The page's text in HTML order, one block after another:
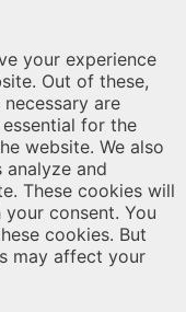
your experience
Out of these,
are
for the
website. We also
and
These cookies will
consent. You
cookies. But
may affect your